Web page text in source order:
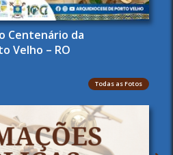
Centenário da
Velho – RO
Todas as Fotos